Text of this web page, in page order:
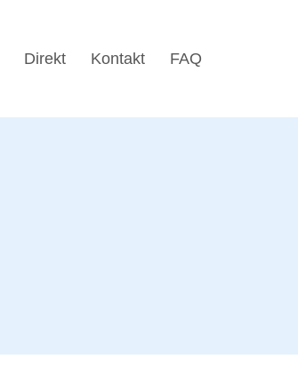
Direkt Kontakt FAQ